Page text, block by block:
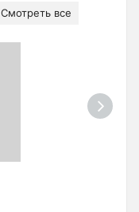
Смотреть все